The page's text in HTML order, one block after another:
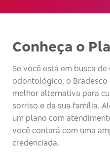
Conheça o
Se você está em busca de
odontológico, o Bradesco
melhor alternativa para
sorriso e da sua família.
um plano com
você contará com uma
credenciada.